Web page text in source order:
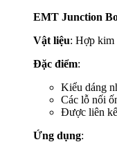
EMT Junction
Vật liệu: Hợp
Đặc điểm:
Kiểu dáng
Các lỗ nối
Được liên
Ứng dụng: